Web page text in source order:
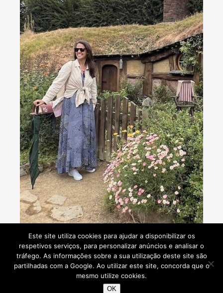
Consultoria de viagens - Agente de Viagens
Viaje Comigo © 2026
Este site utiliza cookies para ajudar a disponibilizar os
respetivos serviços, para personalizar anúncios e analisar o
tráfego. As informações sobre a sua utilização deste site são
partilhadas com a Google. Ao utilizar este site, concorda que o
mesmo utilize cookies.
OK